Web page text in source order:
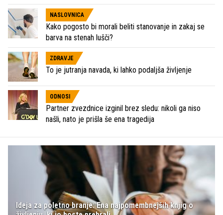
NASLOVNICA
Kako pogosto bi morali beliti stanovanje in zakaj se
barva na stenah lušči?
ZDRAVJE
To je jutranja navada, ki lahko podaljša življenje
ODNOSI
Partner zvezdnice izginil brez sledu: nikoli ga niso
našli, nato je prišla še ena tragedija
Ideja za poletno branje: Ena najpomembnejših knjig o